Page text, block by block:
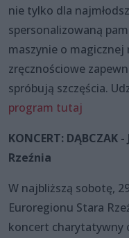
nie tylko dla
spersonalizowaną
maszynie o magicznej
zręcznościowe
spróbują szczęścia.
program tutaj
KONCERT: DĄBCZAK
Rzeźnia
W najbliższą sobotę,
Euroregionu Stara
koncert charytatywny